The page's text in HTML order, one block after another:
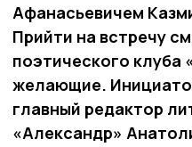
Афанасьевичем
Прийти на встречу
поэтического клуба
желающие.
главный редактор
«Александр»